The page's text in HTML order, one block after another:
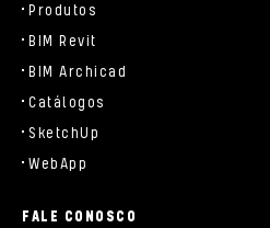
Produtos
BIM Revit
BIM Archicad
Catálogos
SketchUp
WebApp
FALE CONOSCO